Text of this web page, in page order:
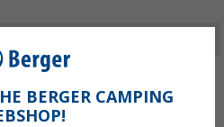
BERGER CAMPING